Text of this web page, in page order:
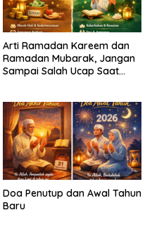
Arti Ramadan Kareem dan
Ramadan Mubarak, Jangan
Sampai Salah Ucap Saat
Doa Penutup dan Awal Tahun
Baru